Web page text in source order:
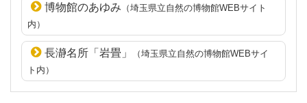
博物館のあゆみ （埼玉県立自然の博物館WEBサイト
内）
長瀞名所「岩畳」
（埼玉県立自然の博物館WEBサイ
ト内）